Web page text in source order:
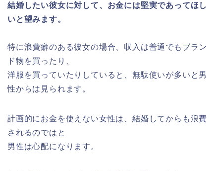
結婚したい彼女に対して、お金には堅実であってほし
いと望みます。
特に浪費癖のある彼女の場合、収入は普通でもブラン
ド物を買ったり、
洋服を買っていたりしていると、無駄使いが多いと男
性からは見られます。
計画的にお金を使えない女性は、結婚してからも浪費
されるのではと
男性は心配になります。